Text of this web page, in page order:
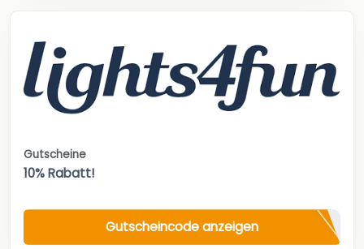
Gutscheine
10% Rabatt!
Gutscheincode anzeigen